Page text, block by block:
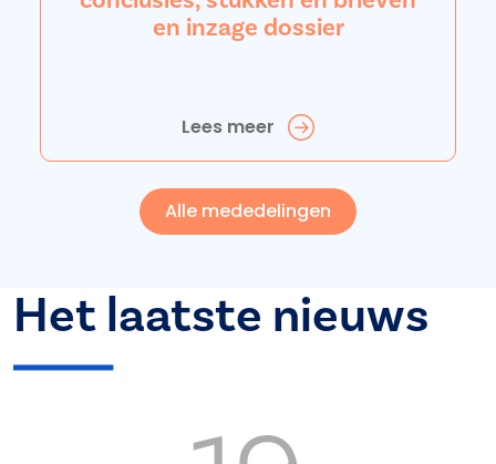
en inzage dossier
Lees meer
Alle mededelingen
Het laatste nieuws